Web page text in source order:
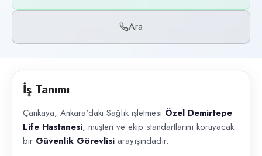
WhatsApp, Telefon
İlan açıklaması
Ara
İş Tanımı
Çankaya, Ankara'daki Sağlık işletmesi Özel Demirtepe
Life Hastanesi, müşteri ve ekip standartlarını koruyacak
bir Güvenlik Görevlisi arayışındadır.